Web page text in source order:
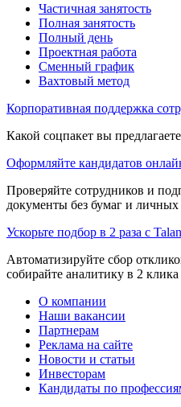
Частичная занятость
Полная занятость
Полный день
Проектная работа
Сменный график
Вахтовый метод
Корпоративная поддержка
Какой соцпакет вы
Оформляйте кандидатов
Проверяйте сотрудников и
документы без бумаг и личных
Ускорьте подбор в 2 раза с
Автоматизируйте сбор
собирайте аналитику в 2 клика
О компании
Наши вакансии
Партнерам
Реклама на сайте
Новости и статьи
Инвесторам
Кандидаты по